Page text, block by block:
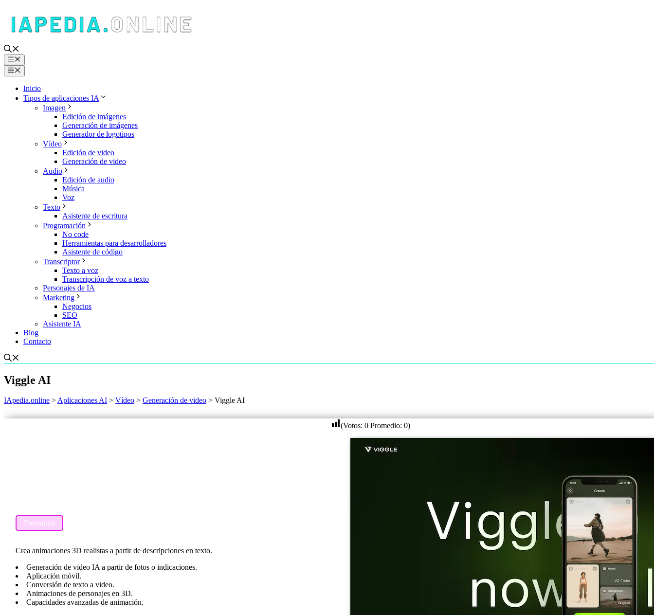
contenido
Menú
Menú
Inicio
Tipos de aplicaciones IA
Imagen
Edición de imágenes
Generación de imágenes
Generador de logotipos
Vídeo
Edición de video
Generación de video
Audio
Edición de audio
Música
Voz
Texto
Asistente de escritura
Programación
No code
Herramientas para desarrolladores
Asistente de código
Transcriptor
Texto a voz
Transcripción de voz a texto
Personajes de IA
Marketing
Negocios
SEO
Asistente IA
Blog
Contacto
Viggle AI
IApedia.online >Aplicaciones AI > Vídeo > Generación de video > Viggle AI
Freemium
Crea animaciones 3D realistas a partir de descripciones en texto.
Generación de video IA a partir de fotos o indicaciones.
Aplicación móvil.
Conversión de texto a video.
Animaciones de personajes en 3D.
Capacidades avanzadas de animación.
(Votos: 0 Promedio: 0)